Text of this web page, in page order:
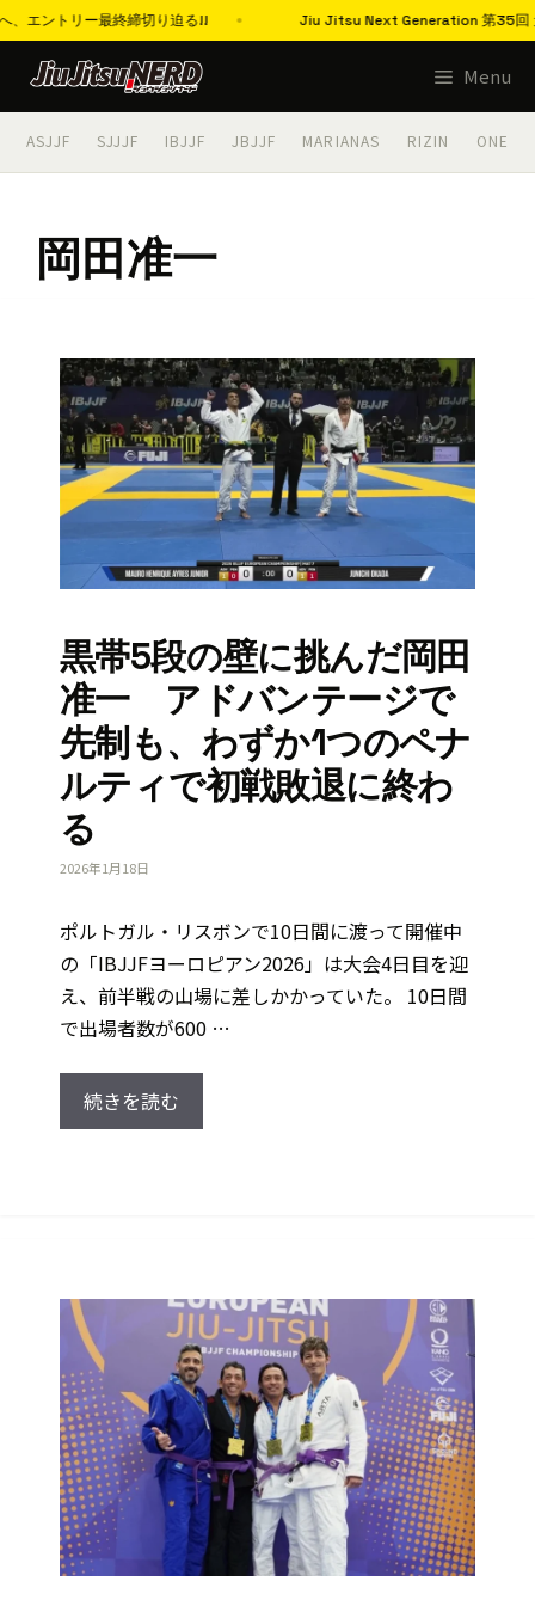
ントリー最終締切り迫る!! Jiu Jitsu Next Generation 第35回 元
テ
Menu
ASJJF SJJJF IBJJF JBJJF MARIANAS RIZIN ONE
岡田准一
黒帯5段の壁に挑んだ岡田
准一 アドバンテージで
先制も、わずか1つのペナ
ルティで初戦敗退に終わ
る
2026年1月18日
ポルトガル・リスボンで10日間に渡って開催中
の「IBJJFヨーロピアン2026」は大会4日目を迎
え、前半戦の山場に差しかかっていた。 10日間
で出場者数が600 …
続きを読む